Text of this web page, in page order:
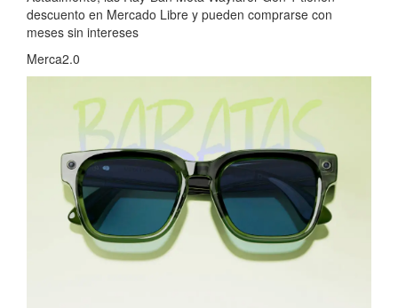
descuento en Mercado Libre y pueden comprarse con
meses sin intereses
Merca2.0